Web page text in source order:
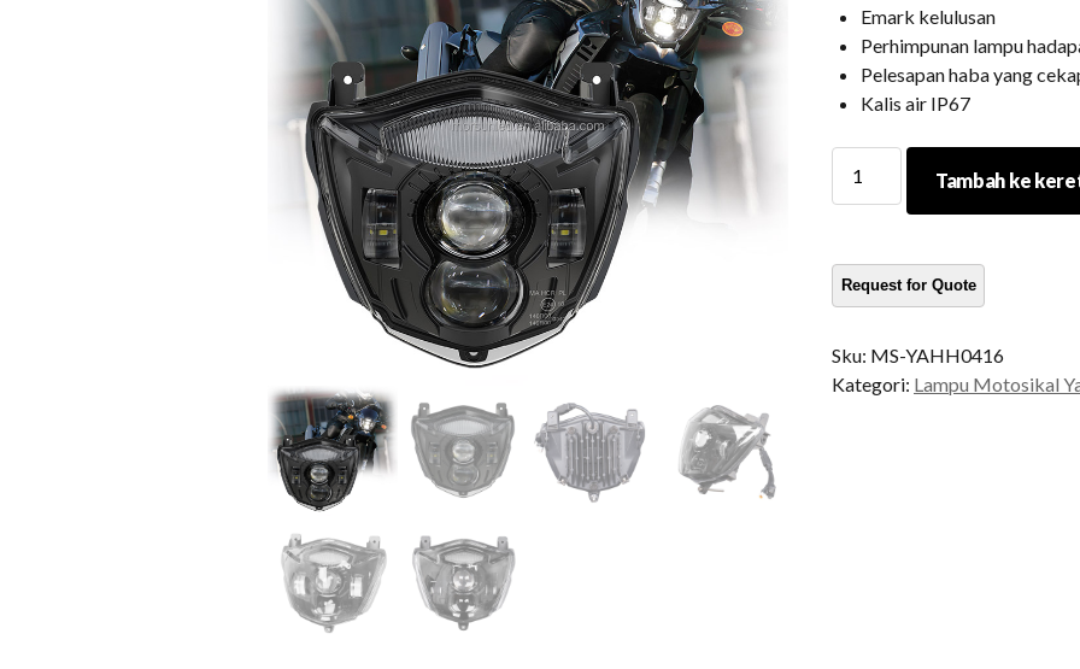
Emark kelulusan
Perhimpunan lampu
Pelesapan haba yang
Kalis air IP67
2016
LED
LED
YAMAHA
XT
Tambah ke
Sku: MS-YAHH0416
Kategori: Lampu Motosikal